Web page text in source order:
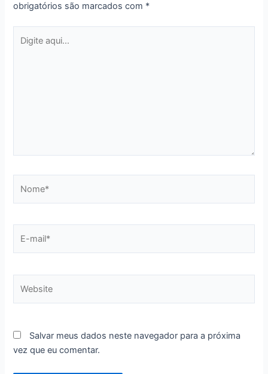
obrigatórios são marcados com *
aqui...
Salvar meus dados neste navegador para a próxima
vez que eu comentar.